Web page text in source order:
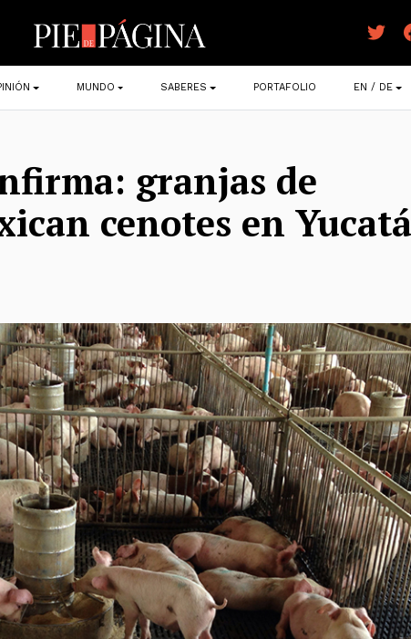
MUNDO SABERES PORTAFOLIO EN / DE
granjas de
cenotes en